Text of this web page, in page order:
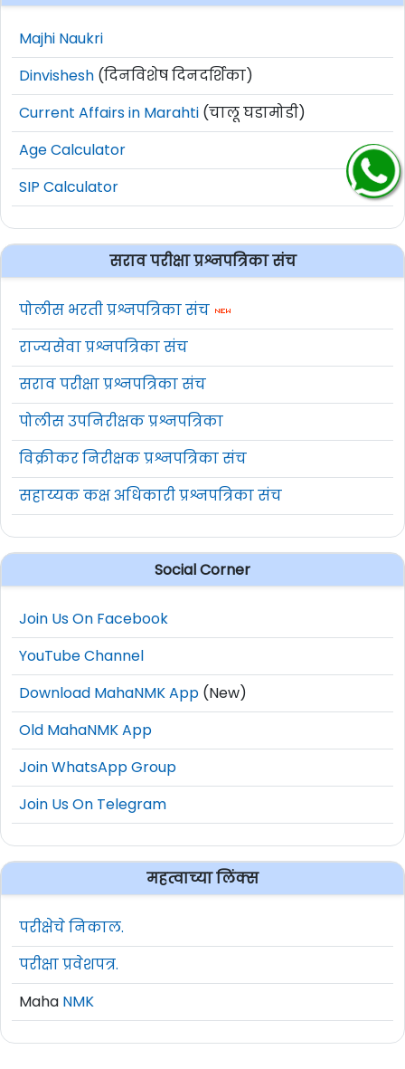
Majhi Naukri
Dinvishesh (दिनविशेष दिनदर्शिका)
Current Affairs in Marahti (चालू घडामोडी)
Age Calculator
SIP Calculator
सराव परीक्षा प्रश्नपत्रिका संच
पोलीस भरती प्रश्नपत्रिका संच
राज्यसेवा प्रश्नपत्रिका संच
सराव परीक्षा प्रश्नपत्रिका संच
पोलीस उपनिरीक्षक प्रश्नपत्रिका
विक्रीकर निरीक्षक प्रश्नपत्रिका संच
सहाय्यक कक्ष अधिकारी प्रश्नपत्रिका संच
Social Corner
Join Us On Facebook
YouTube Channel
Download MahaNMK App (New)
Old MahaNMK App
Join WhatsApp Group
Join Us On Telegram
महत्वाच्या लिंक्स
परीक्षेचे निकाल.
परीक्षा प्रवेशपत्र.
Maha NMK